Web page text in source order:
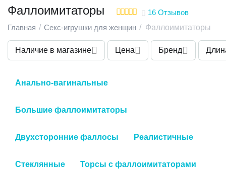
Фаллоимитаторы
16 Отзывов
Главная / Секс-игрушки для женщин / Фаллоимитаторы
Наличие в магазине Цена Бренд
Анально-вагинальные
Большие фаллоимитаторы
Двухсторонние фаллосы Реалистичные
Стеклянные Торсы с фаллоимитаторами